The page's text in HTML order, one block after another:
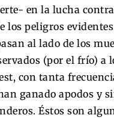
en la lucha
los peligros
al lado de los
(por el frío) a
con tanta
ganado apodos y
Éstos son